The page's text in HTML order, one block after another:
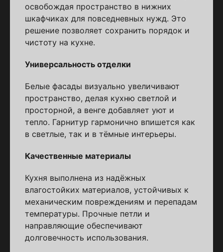
освобождая пространство в нижних
шкафчиках для повседневных нужд. Это
решение позволяет сохранить порядок и
чистоту на кухне.
Универсальность отделки
Белые фасады визуально увеличивают
пространство, делая кухню светлой и
просторной, а венге добавляет уют и
тепло. Гарнитур гармонично впишется как
в светлые, так и в тёмные интерьеры.
Качественные материалы
Кухня выполнена из надёжных
влагостойких материалов, устойчивых к
механическим повреждениям и перепадам
температуры. Прочные петли и
направляющие обеспечивают
долговечность использования.